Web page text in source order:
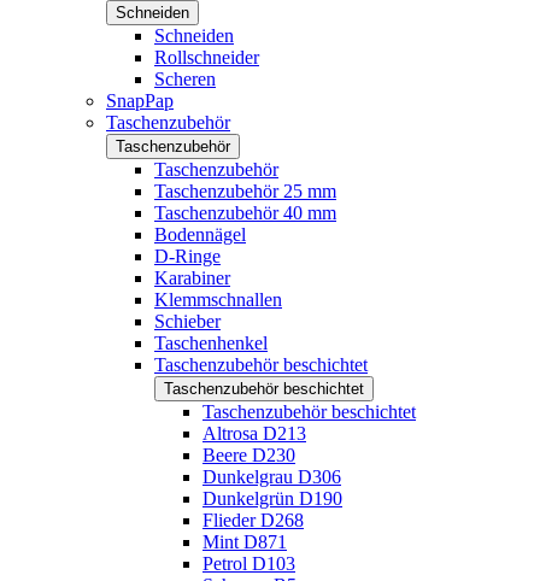
Schneiden
Schneiden
Rollschneider
Scheren
SnapPap
Taschenzubehör
Taschenzubehör
Taschenzubehör
Taschenzubehör 25 mm
Taschenzubehör 40 mm
Bodennägel
D-Ringe
Karabiner
Klemmschnallen
Schieber
Taschenhenkel
Taschenzubehör beschichtet
Taschenzubehör beschichtet
Taschenzubehör beschichtet
Altrosa D213
Beere D230
Dunkelgrau D306
Dunkelgrün D190
Flieder D268
Mint D871
Petrol D103